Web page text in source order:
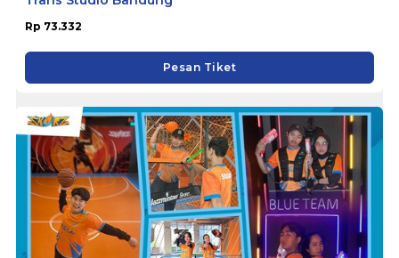
Rp 73.332
Pesan Tiket